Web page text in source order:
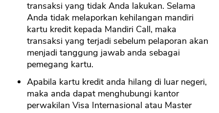
transaksi yang tidak Anda lakukan. Selama
Anda tidak melaporkan kehilangan mandiri
kartu kredit kepada Mandiri Call, maka
transaksi yang terjadi sebelum pelaporan akan
menjadi tanggung jawab anda sebagai
pemegang kartu.
Apabila kartu kredit anda hilang di luar negeri,
maka anda dapat menghubungi kantor
perwakilan Visa Internasional atau Master